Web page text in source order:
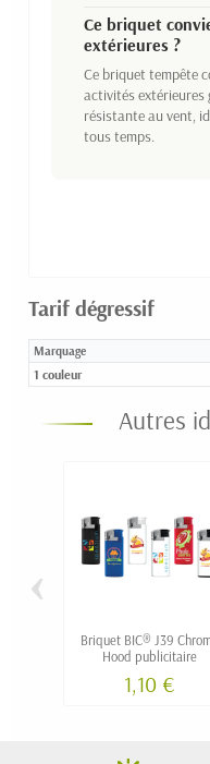
Ce briquet
extérieures ?
Ce briquet tempête
activités extérieures
résistante au vent,
tous temps.
Tarif dégressif
Marquage
1 couleur
Autres
Briquet BIC® J39
Hood publicitaire
1,10 €
‹